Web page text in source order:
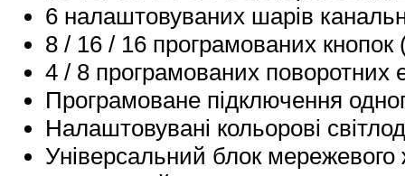
6 налаштовуваних шарів
8 / 16 / 16 програмованих
4 / 8 програмованих поворотних
Програмоване підключення
Налаштовувані кольорові
Універсальний блок